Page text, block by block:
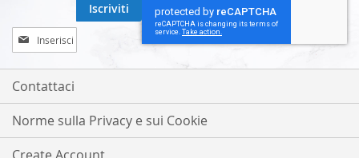
Iscriviti
alla
nostra
Newsletter:
Iscriviti
Contattaci
Norme sulla Privacy e sui Cookie